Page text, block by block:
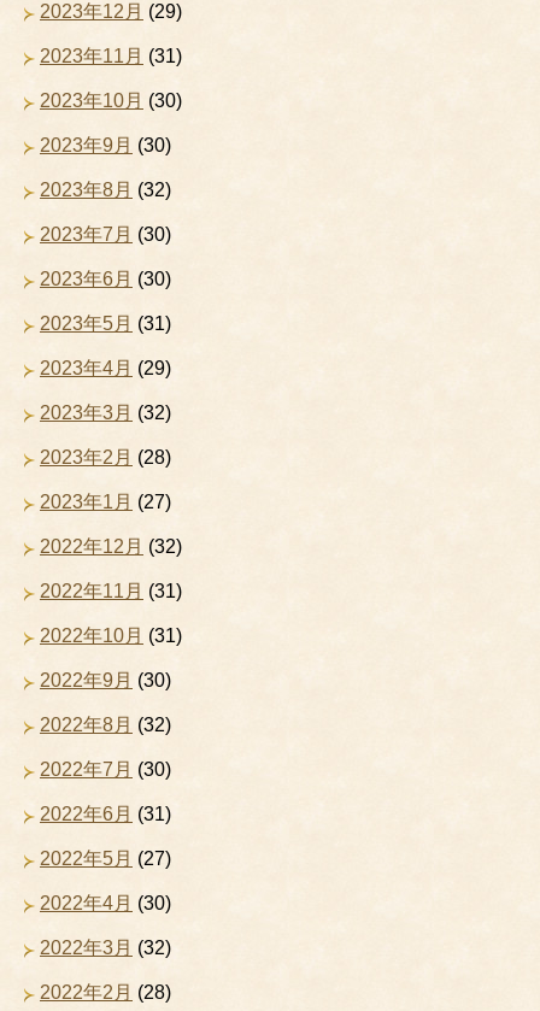
2023年12月 (29)
2023年11月 (31)
2023年10月 (30)
2023年9月 (30)
2023年8月 (32)
2023年7月 (30)
2023年6月 (30)
2023年5月 (31)
2023年4月 (29)
2023年3月 (32)
2023年2月 (28)
2023年1月 (27)
2022年12月 (32)
2022年11月 (31)
2022年10月 (31)
2022年9月 (30)
2022年8月 (32)
2022年7月 (30)
2022年6月 (31)
2022年5月 (27)
2022年4月 (30)
2022年3月 (32)
2022年2月 (28)